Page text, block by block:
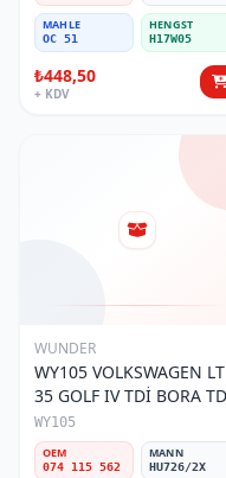
MAHLE
OC 51
HENGST
H17W05
₺448,50
+ KDV
WUNDER
WY105 VOLKSWAGEN LT
35 GOLF IV TDİ BORA TDİ
074 115 562 Yağ Filtresi
WY105
OEM
074 115 562
MANN
HU726/2X